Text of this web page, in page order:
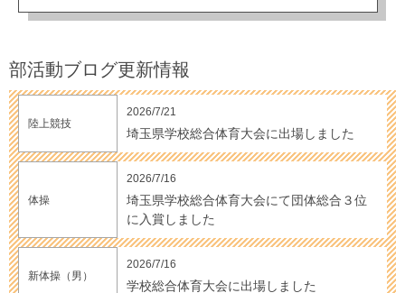
部活動ブログ更新情報
陸上競技
2026/7/21
埼玉県学校総合体育大会に出場しました
体操
2026/7/16
埼玉県学校総合体育大会にて団体総合３位
に入賞しました
新体操（男）
2026/7/16
学校総合体育大会に出場しました